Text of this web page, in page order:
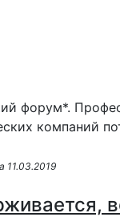
форум*.
компаний
11.03.2019